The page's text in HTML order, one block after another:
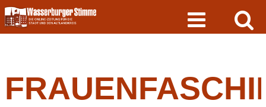
Skip
to
content